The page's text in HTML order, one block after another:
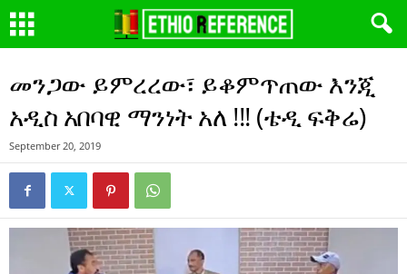
መንጋው ይምረረው፣ ይቆምጥጠው እንጂ
አዲስ አበባዊ ማንነት አለ !!! (ቴዲ ፍቅሬ)
September 20, 2019